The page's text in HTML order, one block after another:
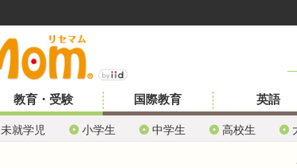
教育・受験
未就学児 小学生 中学生 高校生
国際教育 英語